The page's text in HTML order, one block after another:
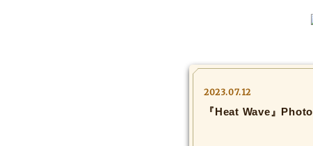
2023.07.12
『Heat Wave』Photo